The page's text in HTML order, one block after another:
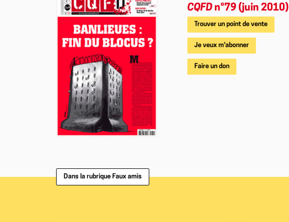
CQFD n°79 (juin 2010)
Trouver un point de vente
Je veux m'abonner
Faire un don
Dans la rubrique Faux amis